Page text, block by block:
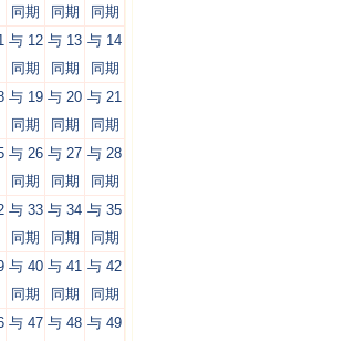
同期
同期
同期
与 12
同期
与 13
同期
与 14
同期
与 19
同期
与 20
同期
与 21
同期
与 26
同期
与 27
同期
与 28
同期
与 33
同期
与 34
同期
与 35
同期
与 40
同期
与 41
同期
与 42
同期
与 47 与 48 与 49